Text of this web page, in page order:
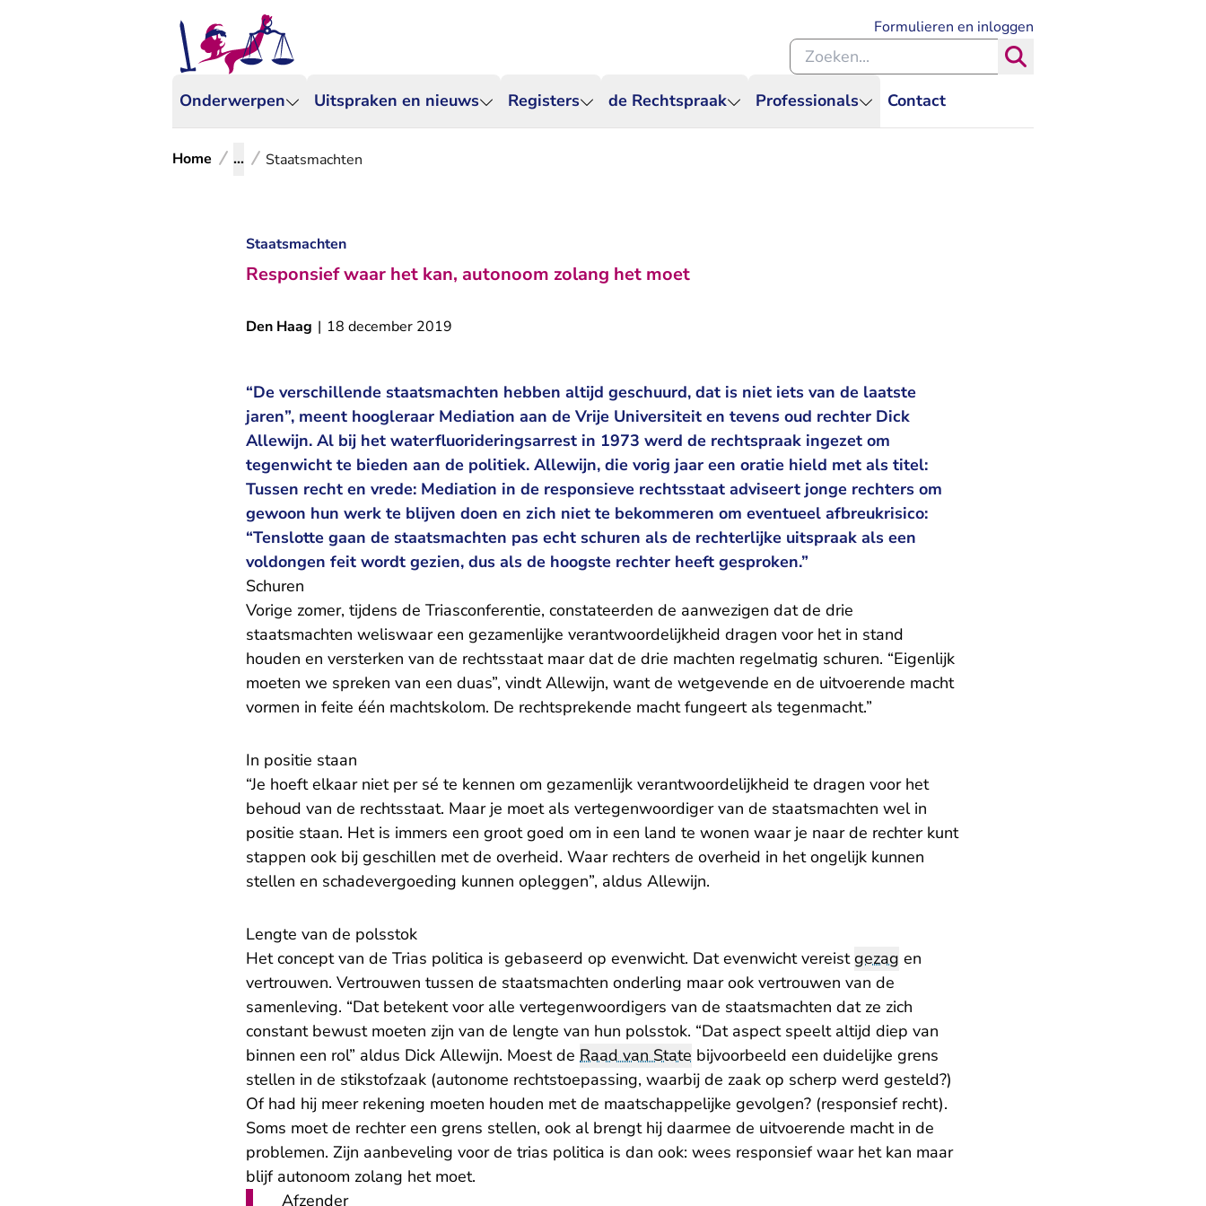
Onderwerpen Uitspraken en nieuws Registers de Rechtspraak Professionals Contact
Formulieren en inloggen
Zoeken binnen de Rechtspraak
Home ... Staatsmachten
Staatsmachten
Responsief waar het kan, autonoom zolang het moet
Den Haag | 18 december 2019
“De verschillende staatsmachten hebben altijd geschuurd, dat is niet iets van de laatste
jaren”, meent hoogleraar Mediation aan de Vrije Universiteit en tevens oud rechter Dick
Allewijn. Al bij het waterfluorideringsarrest in 1973 werd de rechtspraak ingezet om
tegenwicht te bieden aan de politiek. Allewijn, die vorig jaar een oratie hield met als titel:
Tussen recht en vrede: Mediation in de responsieve rechtsstaat adviseert jonge rechters om
gewoon hun werk te blijven doen en zich niet te bekommeren om eventueel afbreukrisico:
“Tenslotte gaan de staatsmachten pas echt schuren als de rechterlijke uitspraak als een
voldongen feit wordt gezien, dus als de hoogste rechter heeft gesproken.”
Schuren
Vorige zomer, tijdens de Triasconferentie, constateerden de aanwezigen dat de drie
staatsmachten weliswaar een gezamenlijke verantwoordelijkheid dragen voor het in stand
houden en versterken van de rechtsstaat maar dat de drie machten regelmatig schuren. “Eigenlijk
moeten we spreken van een duas”, vindt Allewijn, want de wetgevende en de uitvoerende macht
vormen in feite één machtskolom. De rechtsprekende macht fungeert als tegenmacht.”
In positie staan
“Je hoeft elkaar niet per sé te kennen om gezamenlijk verantwoordelijkheid te dragen voor het
behoud van de rechtsstaat. Maar je moet als vertegenwoordiger van de staatsmachten wel in
positie staan. Het is immers een groot goed om in een land te wonen waar je naar de rechter kunt
stappen ook bij geschillen met de overheid. Waar rechters de overheid in het ongelijk kunnen
stellen en schadevergoeding kunnen opleggen”, aldus Allewijn.
Lengte van de polsstok
Het concept van de Trias politica is gebaseerd op evenwicht. Dat evenwicht vereistgezag en
vertrouwen. Vertrouwen tussen de staatsmachten onderling maar ook vertrouwen van de
samenleving. “Dat betekent voor alle vertegenwoordigers van de staatsmachten dat ze zich
constant bewust moeten zijn van de lengte van hun polsstok. “Dat aspect speelt altijd diep van
binnen een rol” aldus Dick Allewijn. Moest de Raad van State bijvoorbeeld een duidelijke grens
stellen in de stikstofzaak (autonome rechtstoepassing, waarbij de zaak op scherp werd gesteld?)
Of had hij meer rekening moeten houden met de maatschappelijke gevolgen? (responsief recht).
Soms moet de rechter een grens stellen, ook al brengt hij daarmee de uitvoerende macht in de
problemen. Zijn aanbeveling voor de trias politica is dan ook: wees responsief waar het kan maar
blijf autonoom zolang het moet.
Afzender